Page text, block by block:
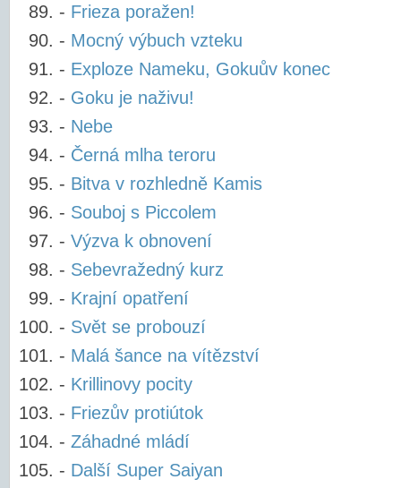
- Frieza poražen!
- Mocný výbuch vzteku
- Exploze Nameku, Gokuův konec
- Goku je naživu!
- Nebe
- Černá mlha teroru
- Bitva v rozhledně Kamis
- Souboj s Piccolem
- Výzva k obnovení
- Sebevražedný kurz
- Krajní opatření
- Svět se probouzí
- Malá šance na vítězství
- Krillinovy pocity
- Friezův protiútok
- Záhadné mládí
- Další Super Saiyan